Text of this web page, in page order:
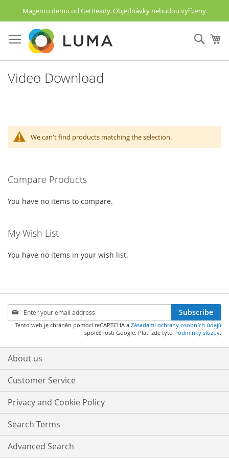
Magento demo od GetReady.Objednávky nebudou vyřízeny.
to
Content
Video Download
We can't find products matching the selection.
Compare Products
You have no items to compare.
My Wish List
You have no items in your wish list.
Sign
Up
for
Newsletter:
Subscribe
Tento web je chráněn pomocí reCAPTCHA a Zásadami ochrany osobních údajů
společnosti Google. Platí zde tyto Podmínky služby.
About us
Customer Service
Privacy and Cookie Policy
Search Terms
Advanced Search